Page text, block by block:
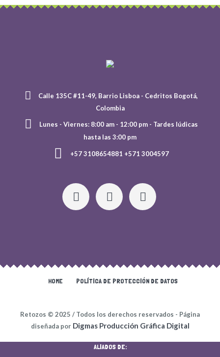
Calle 135C #11-49, Barrio Lisboa - Cedritos Bogotá,
Colombia
Lunes - Viernes: 8:00 am - 12:00 pm - Tardes lúdicas
hasta las 3:00 pm
+57 3108654881 +571 3004597
HOME POLÍTICA DE PROTECCIÓN DE DATOS
Retozos © 2025 / Todos los derechos reservados - Página
diseñada por Digmas Producción Gráfica Digital
ALIADOS DE: